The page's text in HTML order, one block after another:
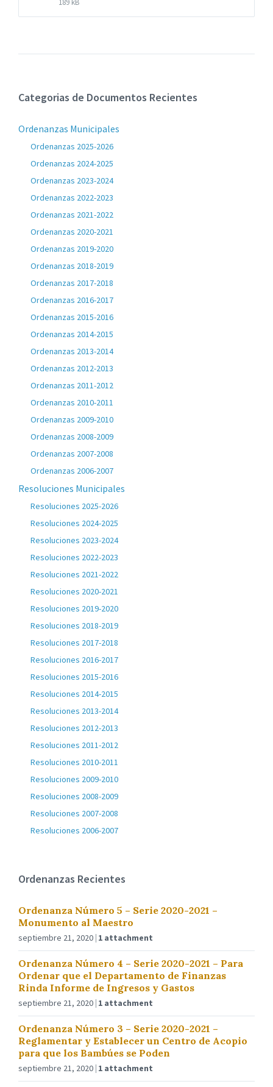
189 kB
Categorias de Documentos Recientes
Ordenanzas Municipales
Ordenanzas 2025-2026
Ordenanzas 2024-2025
Ordenanzas 2023-2024
Ordenanzas 2022-2023
Ordenanzas 2021-2022
Ordenanzas 2020-2021
Ordenanzas 2019-2020
Ordenanzas 2018-2019
Ordenanzas 2017-2018
Ordenanzas 2016-2017
Ordenanzas 2015-2016
Ordenanzas 2014-2015
Ordenanzas 2013-2014
Ordenanzas 2012-2013
Ordenanzas 2011-2012
Ordenanzas 2010-2011
Ordenanzas 2009-2010
Ordenanzas 2008-2009
Ordenanzas 2007-2008
Ordenanzas 2006-2007
Resoluciones Municipales
Resoluciones 2025-2026
Resoluciones 2024-2025
Resoluciones 2023-2024
Resoluciones 2022-2023
Resoluciones 2021-2022
Resoluciones 2020-2021
Resoluciones 2019-2020
Resoluciones 2018-2019
Resoluciones 2017-2018
Resoluciones 2016-2017
Resoluciones 2015-2016
Resoluciones 2014-2015
Resoluciones 2013-2014
Resoluciones 2012-2013
Resoluciones 2011-2012
Resoluciones 2010-2011
Resoluciones 2009-2010
Resoluciones 2008-2009
Resoluciones 2007-2008
Resoluciones 2006-2007
Ordenanzas Recientes
Ordenanza Número 5 – Serie 2020-2021 –
Monumento al Maestro
septiembre 21, 2020 1 attachment
Ordenanza Número 4 – Serie 2020-2021 – Para
Ordenar que el Departamento de Finanzas
Rinda Informe de Ingresos y Gastos
septiembre 21, 2020 1 attachment
Ordenanza Número 3 – Serie 2020-2021 –
Reglamentar y Establecer un Centro de Acopio
para que los Bambúes se Poden
septiembre 21, 2020 1 attachment